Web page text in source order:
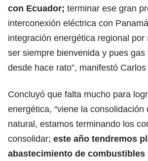
con Ecuador; terminar ese gran
interconexión eléctrica con
integración energética regional por
ser siempre bienvenida y pues
desde hace rato”, manifestó
Concluyó que falta mucho para
energética, “viene la consolidación
natural, estamos terminando los
consolidar; este año tendremos
abastecimiento de